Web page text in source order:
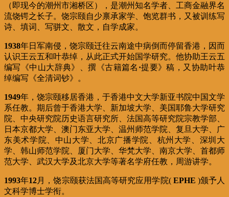
（即现今的潮州市湘桥区），是潮州知名学者、工商金融界名
流饶锷之长子。饶宗颐自少禀承家学、饱览群书，又被训练写
诗、填词、写骈文、散文，自学成家。
1938年日军南侵，饶宗颐迁往云南途中病倒而停留香港，因而
认识王云五和叶恭绰，从此正式开始国学研究。他协助王云五
编写《中山大辞典》、撰《古籍篇名 ·提要》稿，又协助叶恭
绰编写《全清词钞》。
1949年，饶宗颐移居香港，于香港中文大学新亚书院中国文学
系任教。期后曾于香港大学、新加坡大学、美国耶鲁大学研究
院、中央研究院历史语言研究所、法国高等研究院宗教学部、
日本京都大学、澳门东亚大学、温州师范学院、复旦大学、广
东美术学院、中山大学、北京广播学院、杭州大学、深圳大
学、韩山师范学院、厦门大学、华梵大学、南京大学、首都师
范大学、武汉大学及北京大学等著名学府任教，周游讲学。
1993年12月，饶宗颐获法国高等研究应用学院( EPHE )颁予人
文科学博士学衔。